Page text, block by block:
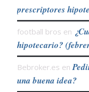
prescriptores
football bros en
hipotecario?
Bebroker.es en
una buena idea?